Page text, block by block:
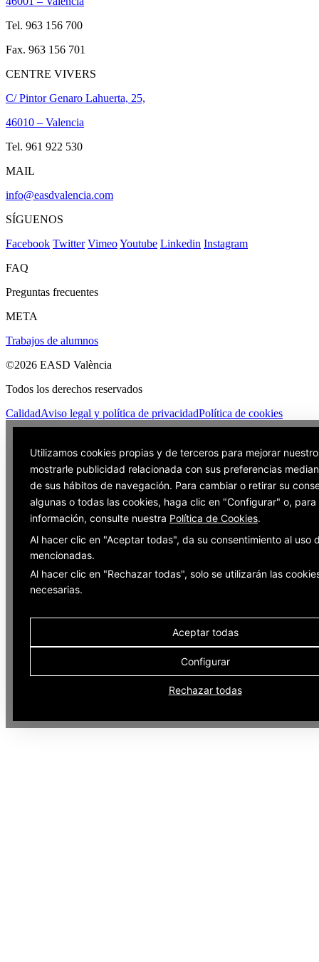
Tel. 963 156 700
Fax. 963 156 701
CENTRE VIVERS
C/ Pintor Genaro Lahuerta, 25,
46010 – Valencia
Tel. 961 922 530
MAIL
info@easdvalencia.com
SÍGUENOS
Facebook Twitter VimeoYoutube Linkedin Instagram
FAQ
Preguntas frecuentes
META
Trabajos de alumnos
©2026 EASD València
Todos los derechos reservados
CalidadAviso legal y política de privacidadPolítica de cookies
Utilizamos cookies propias y de terceros para mejorar
mostrarle publicidad relacionada con sus preferencias
de sus hábitos de navegación. Para cambiar o retirar su
algunas o todas las cookies, haga clic en "Configurar" o, para
información, consulte nuestra Política de Cookies.
Al hacer clic en "Aceptar todas", da su consentimiento al uso
mencionadas.
Al hacer clic en "Rechazar todas", solo se utilizarán las
necesarias.
Aceptar todas
Configurar
Rechazar todas